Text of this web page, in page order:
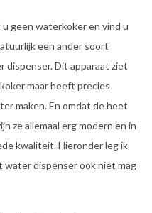
geen waterkoker en vind u
een ander soort
dispenser. Dit apparaat ziet
maar heeft precies
maken. En omdat de heet
ze allemaal erg modern en in
kwaliteit. Hieronder leg ik
water dispenser ook niet mag